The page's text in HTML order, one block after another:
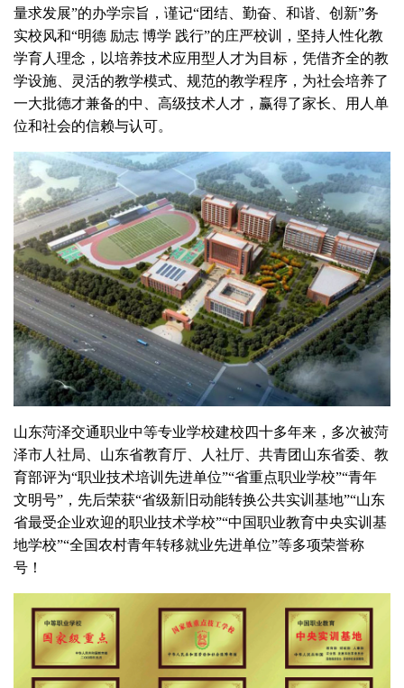
量求发展”的办学宗旨，谨记“团结、勤奋、和谐、创新”务
实校风和“明德 励志 博学 践行”的庄严校训，坚持人性化教
学育人理念，以培养技术应用型人才为目标，凭借齐全的教
学设施、灵活的教学模式、规范的教学程序，为社会培养了
一大批德才兼备的中、高级技术人才，赢得了家长、用人单
位和社会的信赖与认可。
山东菏泽交通职业中等专业学校建校四十多年来，多次被菏
泽市人社局、山东省教育厅、人社厅、共青团山东省委、教
育部评为“职业技术培训先进单位”“省重点职业学校”“青年
文明号”，先后荣获“省级新旧动能转换公共实训基地”“山东
省最受企业欢迎的职业技术学校”“中国职业教育中央实训基
地学校”“全国农村青年转移就业先进单位”等多项荣誉称
号！